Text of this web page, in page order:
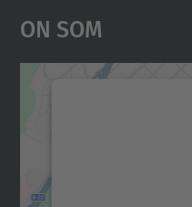
On Som